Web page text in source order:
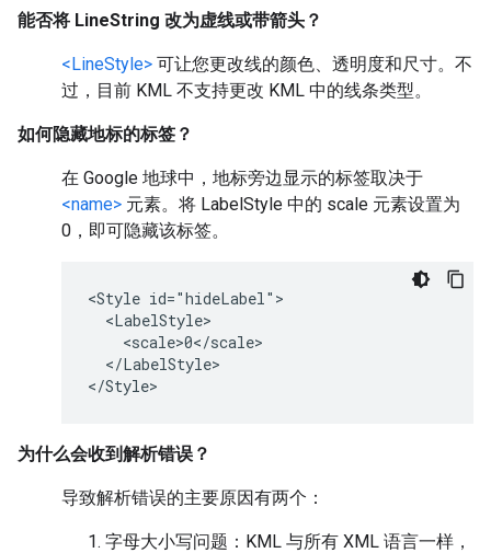
能否将 LineString 改为虚线或带箭头？
<LineStyle> 可让您更改线的颜色、透明度和尺寸。不
过，目前 KML 不支持更改 KML 中的线条类型。
如何隐藏地标的标签？
在 Google 地球中，地标旁边显示的标签取决于
<name> 元素。将 LabelStyle 中的 scale 元素设置为
0，即可隐藏该标签。
<Style id="hideLabel">
  <LabelStyle>
    <scale>0</scale>
  </LabelStyle>
</Style>
为什么会收到解析错误？
导致解析错误的主要原因有两个：
字母大小写问题：KML 与所有 XML 语言一样，